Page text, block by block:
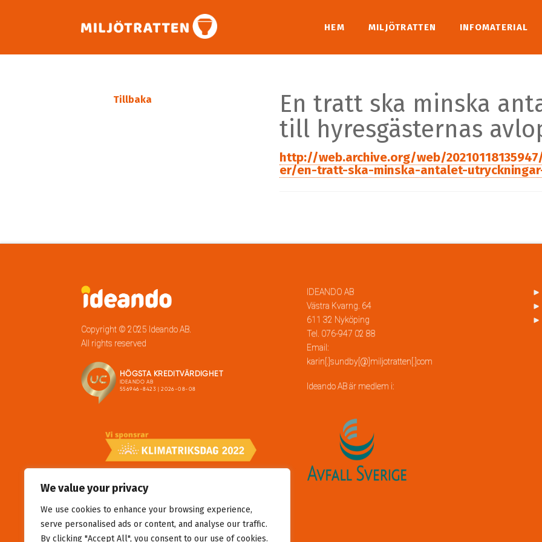
We value your privacy
We use cookies to enhance your browsing experience,
serve personalised ads or content, and analyse our traffic.
By clicking "Accept All", you consent to our use of cookies.
HEM MILJÖTRATTEN INFOMATERIAL
En tratt ska minska
till hyresgästernas
http://web.archive.org/web/
er/en-tratt-ska-minska-antalet-
Tillbaka
Copyright © 2025 Ideando AB.
All rights reserved
IDEANDO AB
Västra Kvarng. 64
611 32 Nyköping
Tel. 076-947 02 88
Email:
karin[.]sundby[@]miljotratten[.]com
Ideando AB är medlem i:
►
►
►